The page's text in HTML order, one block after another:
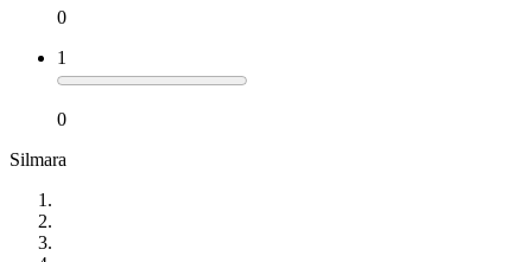
0
1
0
Silmara